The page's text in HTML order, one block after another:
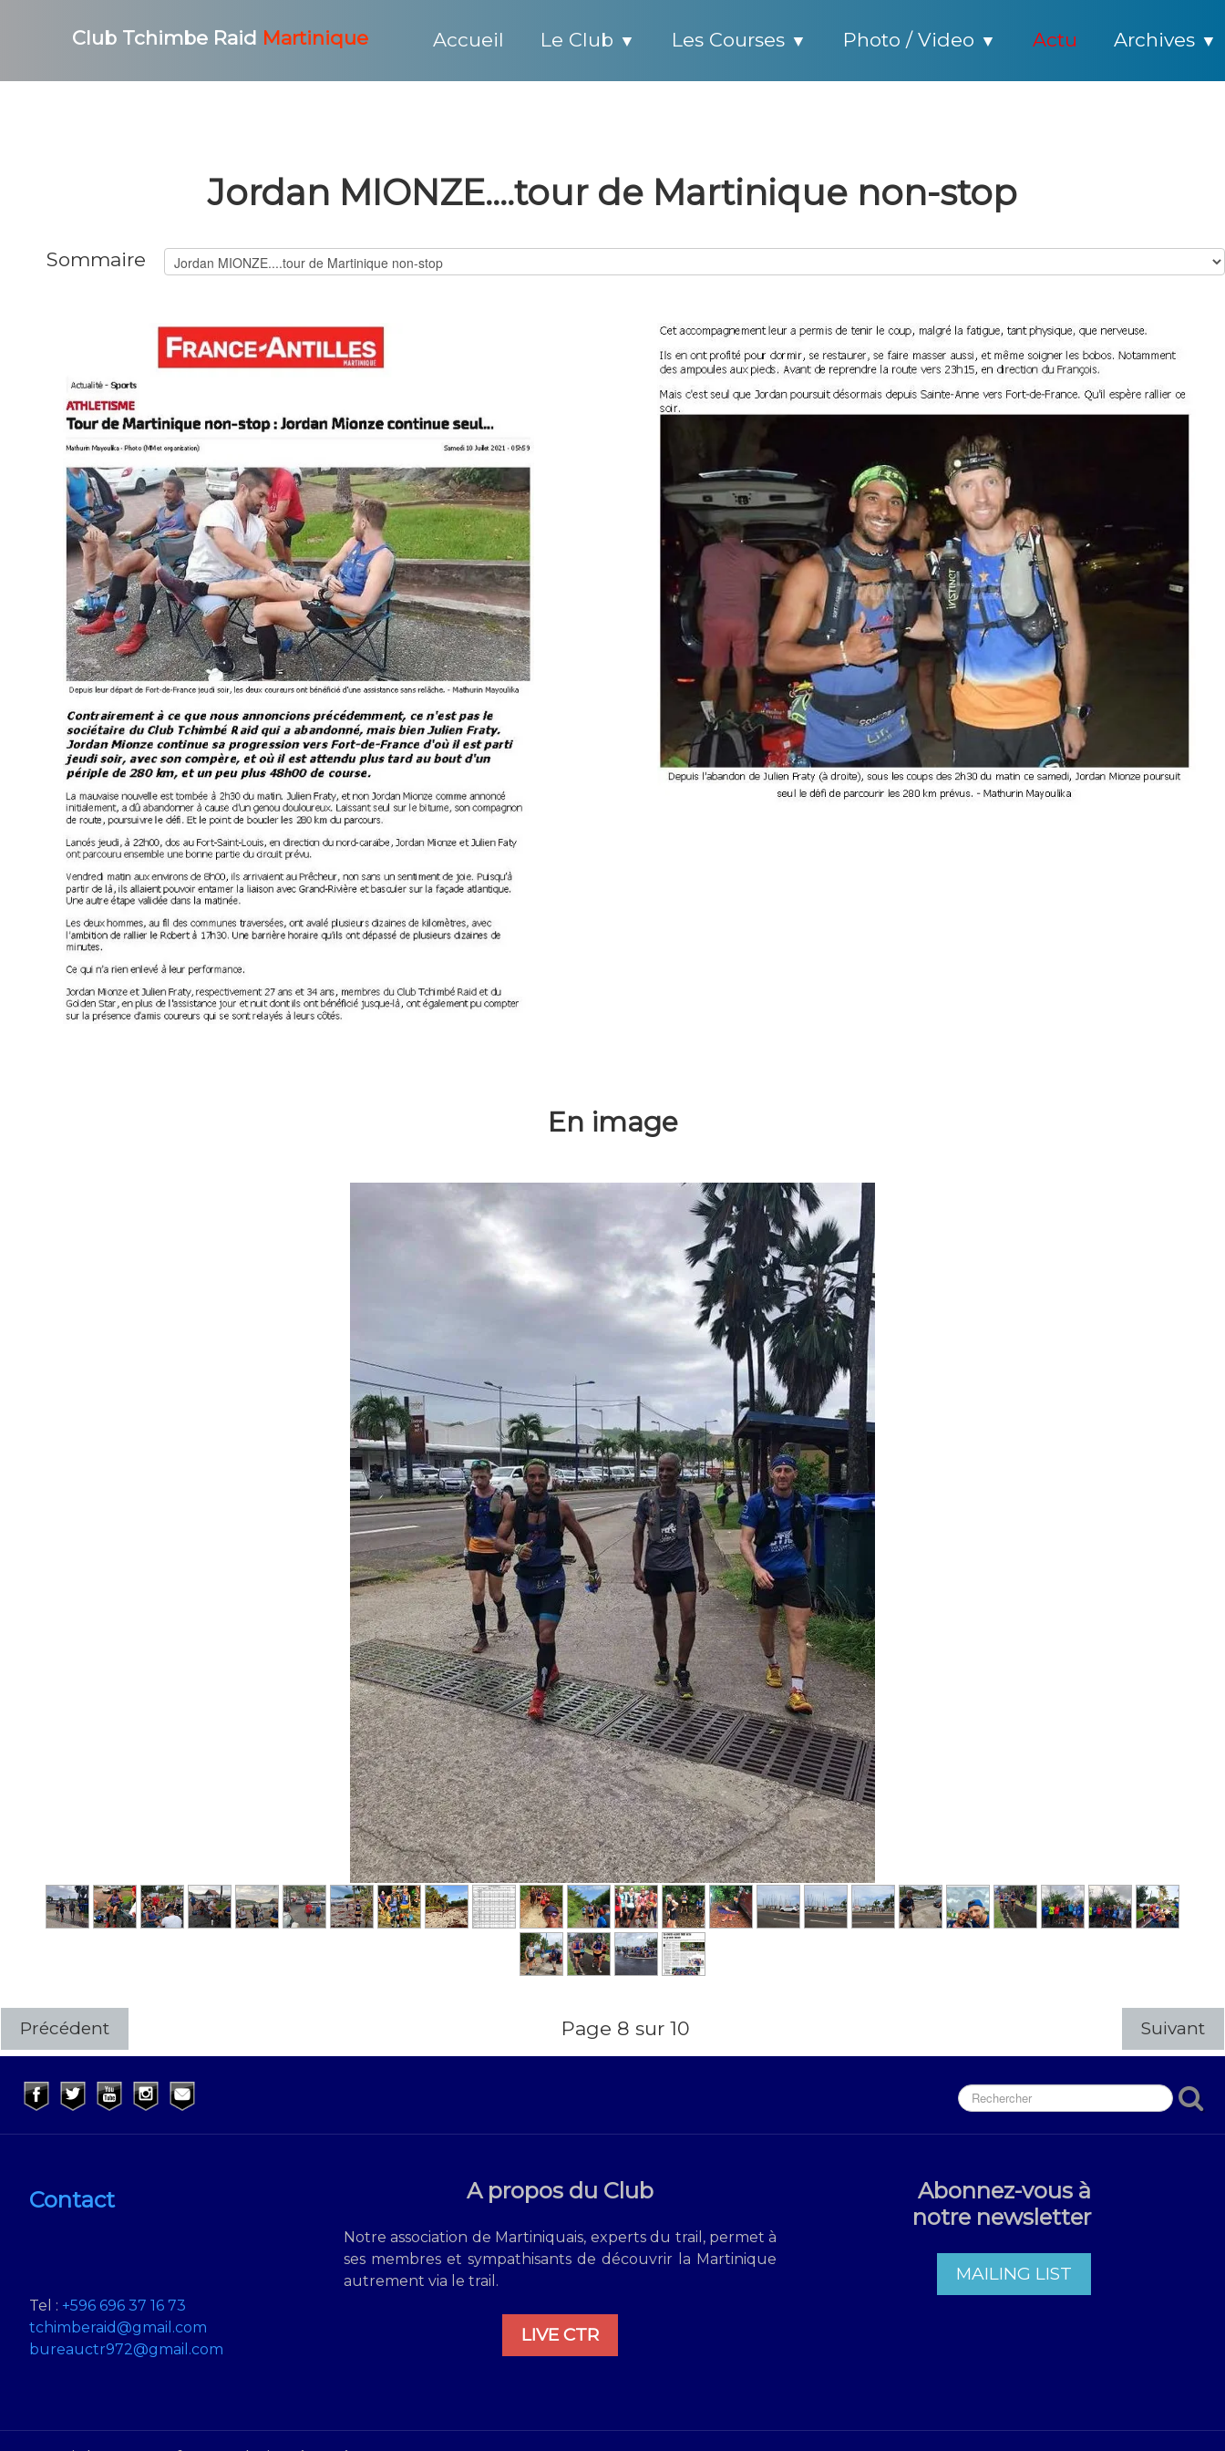
Club Tchimbe Raid Martinique Accueil Le Club ▼ Les Courses ▼ Photo / Video ▼ Actu Archives ▼
Jordan MIONZE....tour de Martinique non-stop
Sommaire
En image
Précédent Page 8 sur 10 Suivant
Contact
Tel : +596 696 37 16 73
tchimberaid@gmail.com
bureauctr972@gmail.com
A propos du Club
Notre association de Martiniquais, experts du trail, permet à
ses membres et sympathisants de découvrir la Martinique
autrement via le trail.
LIVE CTR
Abonnez-vous à
notre newsletter
MAILING LIST